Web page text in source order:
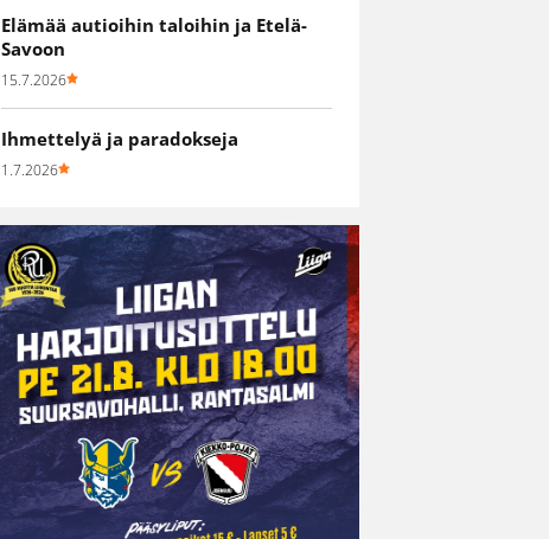
Elämää autioihin taloihin ja Etelä-
Savoon
15.7.2026
Ihmettelyä ja paradokseja
1.7.2026